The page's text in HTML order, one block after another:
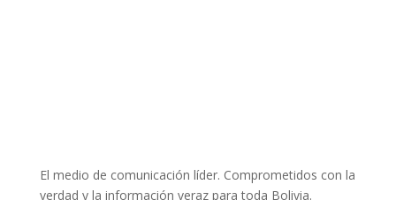
El medio de comunicación líder. Comprometidos con la
verdad y la información veraz para toda Bolivia.